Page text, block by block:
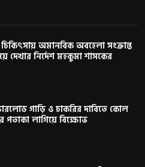
অমানবিক অবহেলা সংক্রান্ত
দেখার নির্দেশ মহকুমা শাসকের
গাড়ি ও চাকরির দাবিতে কোল
পতাকা লাগিয়ে বিক্ষোভ